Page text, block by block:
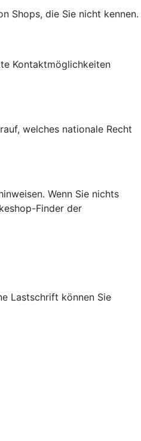
Shops, die Sie nicht kennen.
Kontaktmöglichkeiten
welches nationale Recht
Wenn Sie nichts
Finder der
Lastschrift können Sie